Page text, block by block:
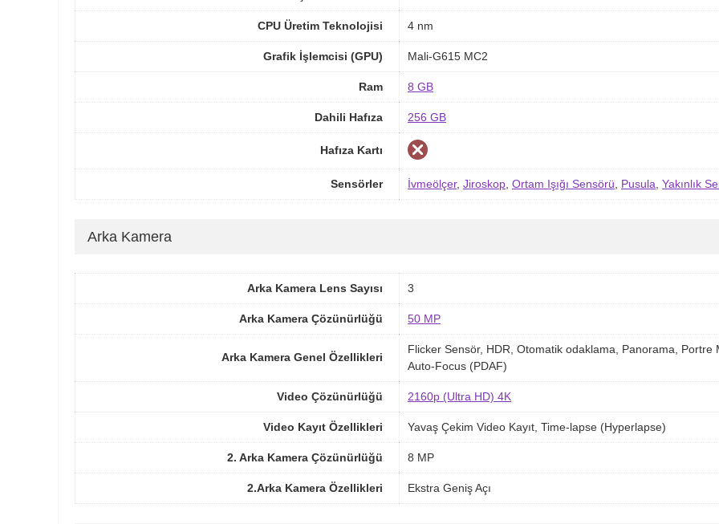
CPU Üretim Teknolojisi 4 nm
Grafik İşlemcisi (GPU) Mali-G615 MC2
Ram 8 GB
Dahili Hafıza 256 GB
Hafıza Kartı
Sensörler İvmeölçer, Jiroskop Ortam Işığı Sensörü Pusula Yakınlık
Arka Kamera
Arka Kamera Lens Sayısı 3
Arka Kamera Çözünürlüğü 50 MP
Arka Kamera Genel Özellikleri
Flicker Sensör, HDR, Otomatik odaklama, Panorama,
Auto-Focus (PDAF)
Video Çözünürlüğü 2160p (Ultra HD) 4K
Video Kayıt Özellikleri Yavaş Çekim Video Kayıt, Time-lapse (Hyperlapse)
2. Arka Kamera Çözünürlüğü 8 MP
2.Arka Kamera Özellikleri Ekstra Geniş Açı